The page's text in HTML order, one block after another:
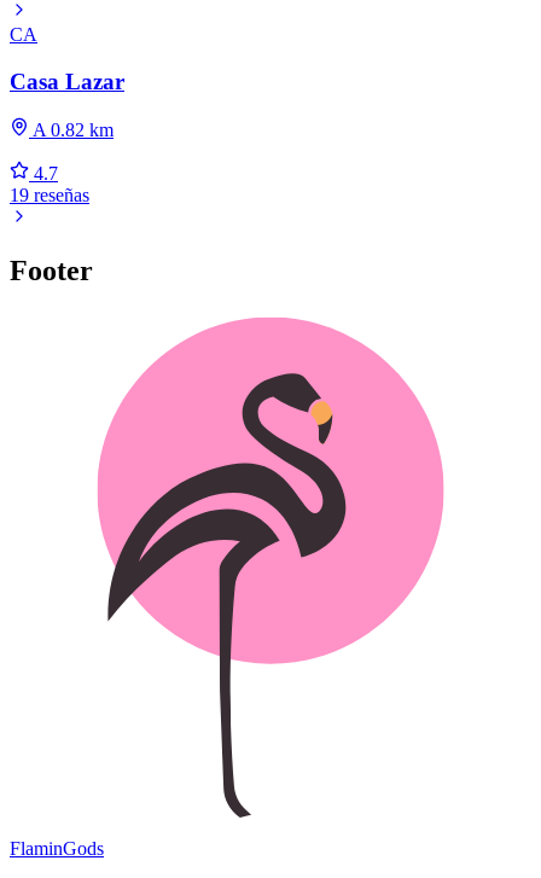
CA
Casa Lazar
A 0.82 km
4.7
19 reseñas
Footer
FlaminGods